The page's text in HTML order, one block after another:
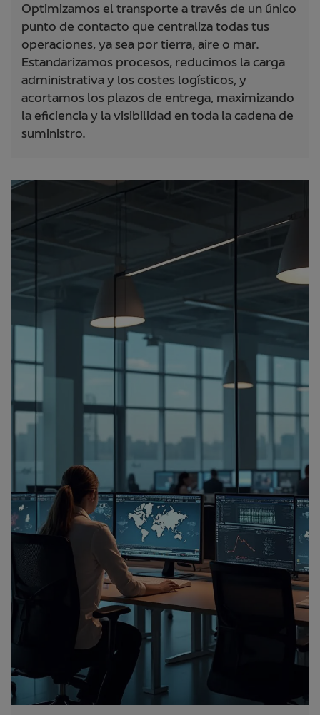
Optimizamos el transporte a través de un único
punto de contacto que centraliza todas tus
operaciones, ya sea por tierra, aire o mar.
Estandarizamos procesos, reducimos la carga
administrativa y los costes logísticos, y
acortamos los plazos de entrega, maximizando
la eficiencia y la visibilidad en toda la cadena de
suministro.